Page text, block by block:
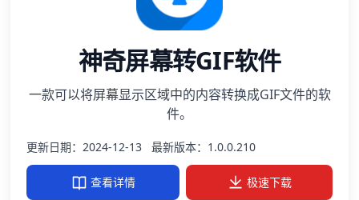
神奇屏幕转GIF软件
一款可以将屏幕显示区域中的内容转换成GIF文件的软
件。
更新日期：2024-12-13 最新版本：1.0.0.210
查看详情 极速下载